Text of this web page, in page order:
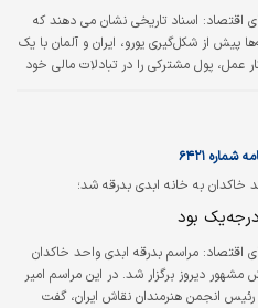
اقتصاد: اسناد تاریخی نشان می دهند که
پیش از شکل‌گیری یورو، ایران و آلمان با یک
عمل، پول مشترکی را در تبادلات مالی خود
زمان با هدف سهولت و عدم نیاز به مراجعه
در تبادلات تجاری صنعتی متعدد، اعزام
ایرانی به آلمان برای تحصیل در رشته
و متخصصان فنی حرفه ای آلمانی در
به کار گرفته…
خاکدان به خانه ابدی بدرقه شد؛
شماره ۶۴۲۱
بود
اقتصاد: مراسم بدرقه ابدی واحد خاکدان
مشهور دیروز برگزار شد. در این مراسم امیر
رئیس انجمن هنرمندان نقاش ایران، گفت